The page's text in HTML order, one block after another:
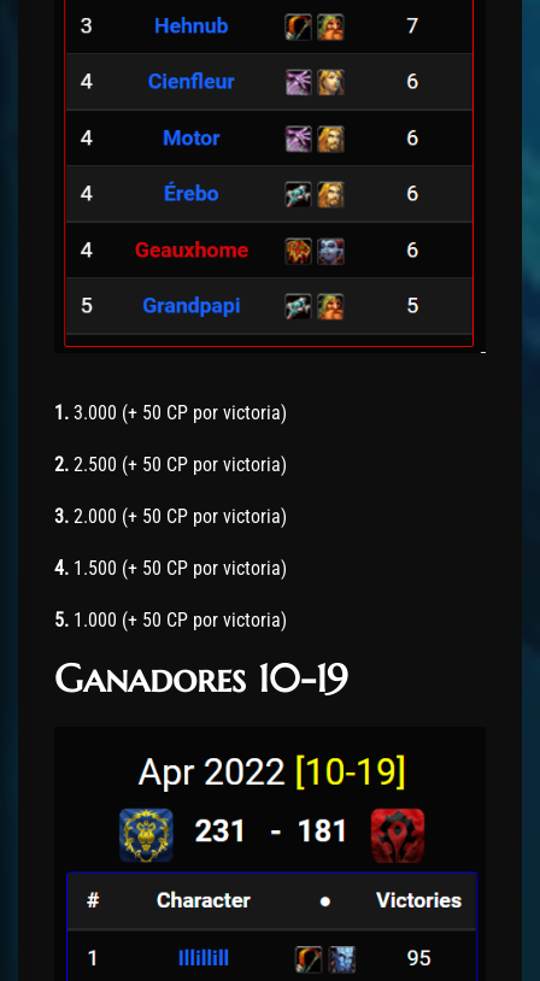
1. 3.000 (+ 50 CP por victoria)
2. 2.500 (+ 50 CP por victoria)
3. 2.000 (+ 50 CP por victoria)
4. 1.500 (+ 50 CP por victoria)
5. 1.000 (+ 50 CP por victoria)
Ganadores 10-19